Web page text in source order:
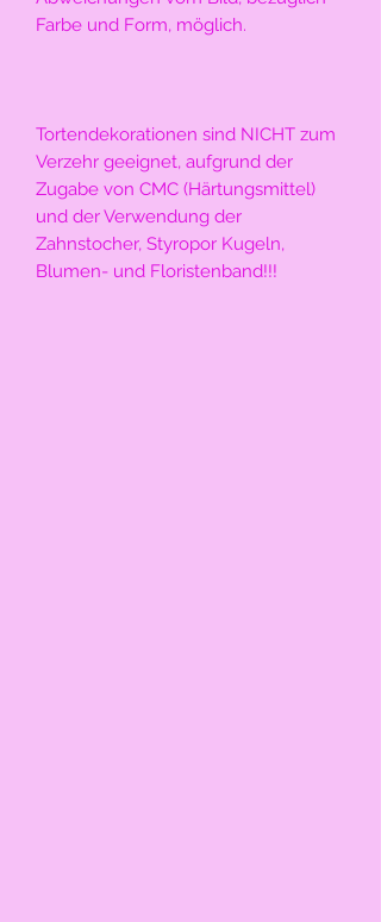
Farbe und Form, möglich.
Tortendekorationen sind NICHT zum
Verzehr geeignet, aufgrund der
Zugabe von CMC (Härtungsmittel)
und der Verwendung der
Zahnstocher, Styropor Kugeln,
Blumen- und Floristenband!!!